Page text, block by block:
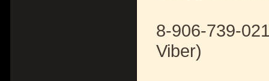
8-906-739-
Viber)